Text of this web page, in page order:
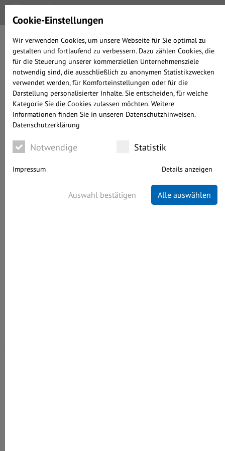
2020 ROHSTOFFE IN
EUR
09.12.2025 WENIGER ALS 1 MINUTEN LESEDAUER
geschrieben von Alexander Prochnow-Ast
Beitrag teilen :
Cookie-Einstellungen
Wir verwenden Cookies, um unsere Webseite für Sie optimal zu
gestalten und fortlaufend zu verbessern. Dazu zählen Cookies, die
für die Steuerung unserer kommerziellen Unternehmensziele
notwendig sind, die ausschließlich zu anonymen Statistikzwecken
verwendet werden, für Komforteinstellungen oder für die
Darstellung personalisierter Inhalte. Sie entscheiden, für welche
Kategorie Sie die Cookies zulassen möchten. Weitere
Informationen finden Sie in unseren Datenschutzhinweisen.
Datenschutzerklärung
Notwendige Statistik
Impressum Details anzeigen
Auswahl bestätigen Alle auswählen